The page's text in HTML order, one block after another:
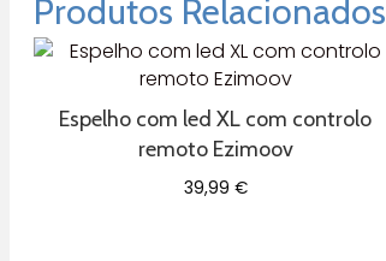
Produtos Relacionados
Espelho com led XL com controlo
remoto Ezimoov
39,99 €